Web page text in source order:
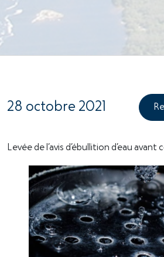
28 octobre 2021
Levée de l’avis d’ébullition d’eau